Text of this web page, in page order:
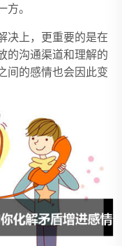
。
决上，更重要的是在
的沟通渠道和理解的
间的感情也会因此变